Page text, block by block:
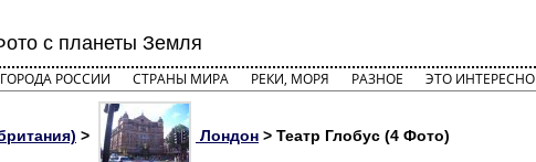
с планеты Земля
ГОРОДА РОССИИ СТРАНЫ МИРА РЕКИ, МОРЯ РАЗНОЕ ЭТО ИНТЕРЕСНО
> Лондон > Театр Глобус (4 Фото)